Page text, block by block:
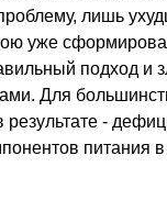
лишь
уже
подход и
Для
-
питания в